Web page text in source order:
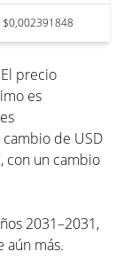
$0,002391848
precio
es
de USD
con un cambio
2031–2031,
más.